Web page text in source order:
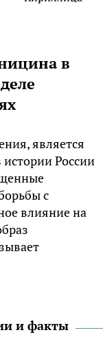
в
является
России
с
влияние на
и факты